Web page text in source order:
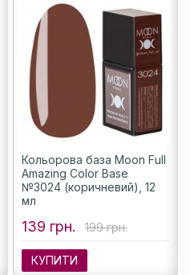
Кольорова база Moon Full
Amazing Color Base
№3024 (коричневий), 12
мл
139 грн. 199 грн.
КУПИТИ